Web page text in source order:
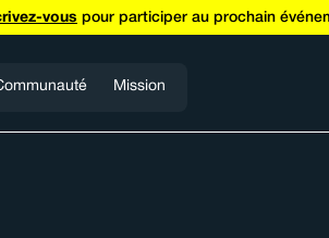
vous pour participer au prochain
Mission